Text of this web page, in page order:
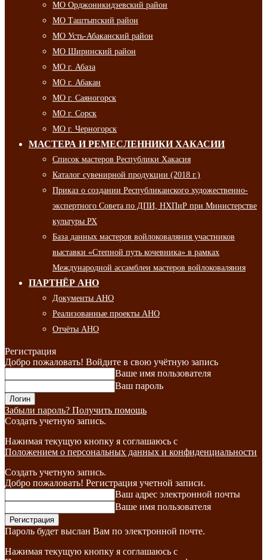
МО Орджоникидзевский район
МО Таштыпский район
МО Усть-Абаканский район
МО Ширинский район
МО г. Абаза
МО г. Абакан
МО г. Саяногорск
МО г. Сорск
МО г. Черногорск
МАСТЕРА И РЕМЕСЛЕННИКИ ХАКАСИИ
Список мастеров Республики Хакасия
Каталог сувенирной продукции (2018 г.)
Приказ о создании Республиканского художественно-
экспертного Совета по ДПИ, НХПиР при Министерстве
культуры РХ
База данных мастеров войлоковаляния участников
выставки «Степной путь кочевника» в рамках
Международной ассамблеи мастеров войлоковаляния
ПАРТНЁР АНО
Документы АНО
Реализованные проекты АНО
Отчёты АНО
Регистрация
Добро пожаловать! Войдите в свою учётную запись
Ваше имя пользователя
Ваш пароль
Забыли пароль? Получить помощь
Создать учетную запись.
Нажимая текущую кнопку я соглашаюсь с
Положением о персональных данных и конфиденциальности
Создать учетную запись.
Добро пожаловать! Регистрация учетной записи.
Ваш адрес электронной почты
Ваше имя пользователя
Пароль будет выслан Вам по электронной почте.
Нажимая текущую кнопку я соглашаюсь с